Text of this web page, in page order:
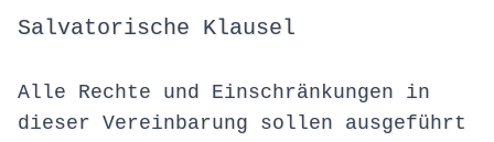
Salvatorische Klausel
Alle Rechte und Einschränkungen in
dieser Vereinbarung sollen ausgeführt